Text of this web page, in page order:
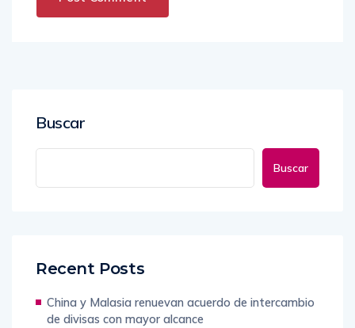
Buscar
Buscar
Recent Posts
China y Malasia renuevan acuerdo de intercambio
de divisas con mayor alcance